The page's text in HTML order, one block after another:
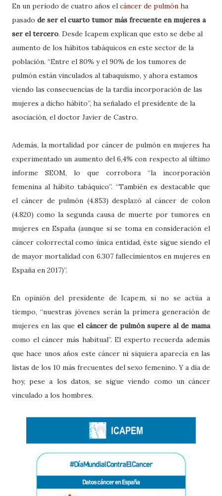
En un periodo de cuatro años el cáncer de pulmón ha
pasado de ser el cuarto tumor más frecuente en mujeres a
ser el tercero. Desde Icapem explican que esto se debe al
aumento de los hábitos tabáquicos en este sector de la
población. “Entre el 80% y el 90% de los tumores de
pulmón están vinculados al tabaquismo, y ahora estamos
viendo las consecuencias de la tardía incorporación de las
mujeres a dicho hábito”, ha señalado el presidente de la
asociación, el doctor Javier de Castro.
Además, la mortalidad por cáncer de pulmón en mujeres ha
experimentado un aumento del 6,4% con respecto al último
informe SEOM, lo que corrobora “la incorporación
femenina al hábito tabáquico”. “También es destacable que
el cáncer de pulmón (4.853) desplazó al cáncer de colon
(4.820) como la segunda causa de muerte por tumores en
mujeres en España (aunque si se toma en consideración el
cáncer colorrectal como única entidad, éste sigue siendo el
de mayor mortalidad con 6.307 fallecimientos en mujeres en
España en 2017)”.
En opinión del presidente de Icapem, si no se actúa a
tiempo, “nuestras jóvenes serán la primera generación de
mujeres en las que el cáncer de pulmón supere al de mama
como el cáncer más habitual”. El experto recuerda además
que hace unos años este cáncer ni siquiera aparecía en las
listas de los 10 más frecuentes del sexo femenino. Y a día de
hoy, pese a los datos, se sigue viendo como un cáncer
vinculado a los hombres.